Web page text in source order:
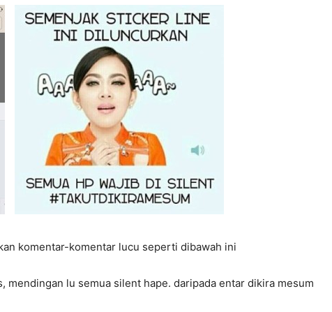
komentar-komentar lucu seperti dibawah ini
mendingan lu semua silent hape. daripada entar dikira mesum